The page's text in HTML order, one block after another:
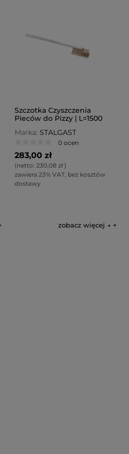
Szczotka Czyszczenia
Pieców do Pizzy | L=1500
Marka: STALGAST
0 ocen
283,00 zł
(netto: 230,08 zł)
zawiera 23% VAT, bez kosztów
dostawy
zobacz więcej →